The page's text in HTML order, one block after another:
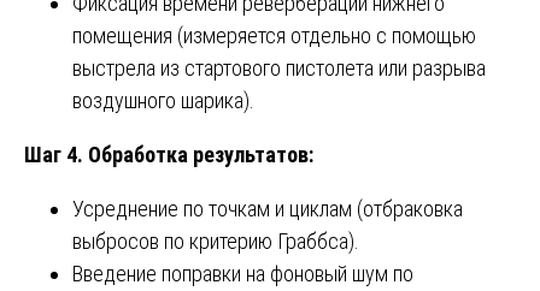
помещения (измеряется отдельно с помощью
выстрела из стартового пистолета или разрыва
воздушного шарика).
Шаг 4. Обработка результатов:
Усреднение по точкам и циклам (отбраковка
выбросов по критерию Граббса).
Введение поправки на фоновый шум по